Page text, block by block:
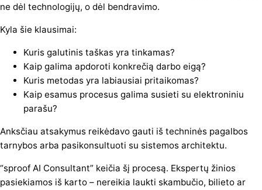
ne dėl technologijų, o dėl bendravimo.
Kyla šie klausimai:
Kuris galutinis taškas yra tinkamas?
Kaip galima apdoroti konkrečią darbo eigą?
Kuris metodas yra labiausiai pritaikomas?
Kaip esamus procesus galima susieti su elektroniniu
parašu?
Anksčiau atsakymus reikėdavo gauti iš techninės pagalbos
tarnybos arba pasikonsultuoti su sistemos architektu.
“sproof AI Consultant” keičia šį procesą. Ekspertų žinios
pasiekiamos iš karto – nereikia laukti skambučio, bilieto ar